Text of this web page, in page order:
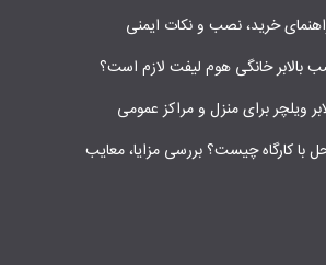
خرید، نصب و نکات ایمنی
بالابر خانگی هوم لیفت لازم است؟
ویلچر برای منزل و مراکز عمومی
با کارگاه چیست؟ بررسی مزایا، معایب